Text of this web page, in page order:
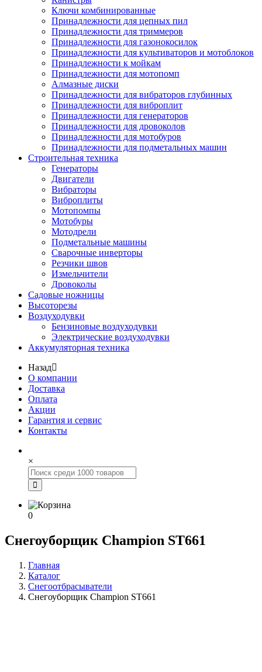
Ключи комбинированные
Принадлежности для цепных пил
Принадлежности для триммеров
Принадлежности для газонокосилок
Принадлежности для культиваторов и мотоблоков
Принадлежности к мойкам
Принадлежности для мотопомп
Алмазные диски
Принадлежности для вибраторов глубинных
Принадлежности для виброплит
Принадлежности для генераторов
Принадлежности для дровоколов
Принадлежности для мотобуров
Принадлежности для подметальных машин
Строительная техника
Генераторы
Двигатели
Вибраторы
Виброплиты
Мотопомпы
Мотобуры
Мотодрели
Подметальные машины
Сварочные инверторы
Резчики швов
Измельчители
Дровоколы
Садовые ножницы
Высоторезы
Воздуходувки
Бензиновые воздуходувки
Электрические воздуходувки
Аккумуляторная техника
Назад
О компании
Доставка
Оплата
Акции
Гарантия и сервис
Контакты
×
0
Снегоуборщик Champion ST661
Главная
Каталог
Снегоотбрасыватели
Снегоуборщик Champion ST661